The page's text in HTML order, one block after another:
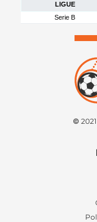
LIGUE
Serie B
©